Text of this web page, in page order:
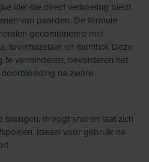
klei die direct verkoeling biedt
van paarden. De formule
gecombineerd met
toverhazelaar en menthol. Deze
te verminderen, bevorderen het
na zware
brengen, droogt snel en laat zich
Ideaal voor gebruik na